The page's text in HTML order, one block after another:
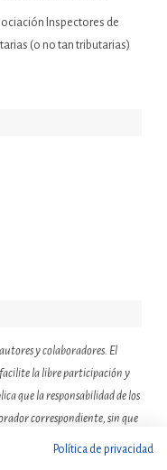
Inspectores de
(o no tan tributarias)
y colaboradores. El
facilite la libre participación y
que la responsabilidad de los
correspondiente, sin que
de Fiscalblog asuman o
Política de privacidad